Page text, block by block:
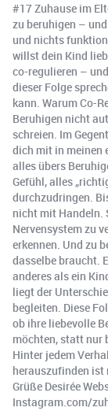
#17 Zuhause im
zu beruhigen –
und nichts
willst dein Kind
co-regulieren –
dieser Folge
kann. Warum Co-
Beruhigen nicht
schreien. Im
dich mit in meinen
alles übers
Gefühl, alles
durchzudringen.
nicht mit Handeln.
Nervensystem zu
erkennen. Und zu
dasselbe braucht.
anderes als ein
liegt der
begleiten. Diese
ob ihre liebevolle
möchten, statt nur
Hinter jedem
herauszufinden ist
Grüße Desirée
Instagram.com/